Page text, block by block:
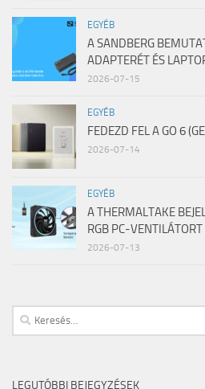
EGYÉB
A SANDBERG
ADAPTERÉT ÉS
2026-07-15
EGYÉB
FEDEZD FEL A GO 6
2026-07-14
EGYÉB
A THERMALTAKE
RGB PC-VENTILÁTORT
2026-07-13
Keresés:
LEGUTÓBBI BEJEGYZÉSEK